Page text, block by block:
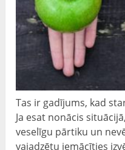
Tas ir gadījums, kad
Ja esat nonācis
veselīgu pārtiku un
vajadzētu iemācīties